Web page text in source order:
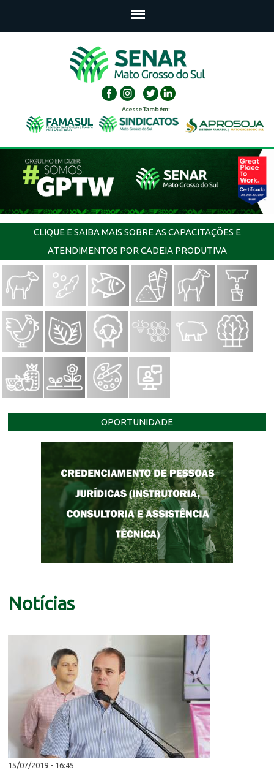
Acesse Também:
CLIQUE E SAIBA MAIS SOBRE AS CAPACITAÇÕES E
ATENDIMENTOS POR CADEIA PRODUTIVA
OPORTUNIDADE
Notícias
15/07/2019 - 16:45